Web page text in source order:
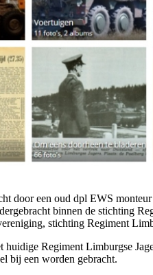
door een oud dpl EWS
binnen de stichting
stichting Regiment
Regiment Limburgse
bij een worden gebracht.